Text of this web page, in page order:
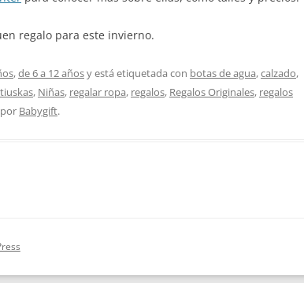
regalo para este invierno.
,de 6 a 12 añosy está etiquetada con botas de agua,calzado,
, Niñas, regalar ropa, regalos, Regalos Originales, regalos
por Babygift.